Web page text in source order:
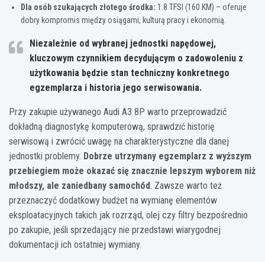
Dla osób szukających złotego środka: 1.8 TFSI (160 KM) – oferuje
dobry kompromis między osiągami, kulturą pracy i ekonomią.
Niezależnie od wybranej jednostki napędowej,
kluczowym czynnikiem decydującym o zadowoleniu z
użytkowania będzie stan techniczny konkretnego
egzemplarza i historia jego serwisowania.
Przy zakupie używanego Audi A3 8P warto przeprowadzić
dokładną diagnostykę komputerową, sprawdzić historię
serwisową i zwrócić uwagę na charakterystyczne dla danej
jednostki problemy. Dobrze utrzymany egzemplarz z wyższym
przebiegiem może okazać się znacznie lepszym wyborem niż
młodszy, ale zaniedbany samochód. Zawsze warto też
przeznaczyć dodatkowy budżet na wymianę elementów
eksploatacyjnych takich jak rozrząd, olej czy filtry bezpośrednio
po zakupie, jeśli sprzedający nie przedstawi wiarygodnej
dokumentacji ich ostatniej wymiany.